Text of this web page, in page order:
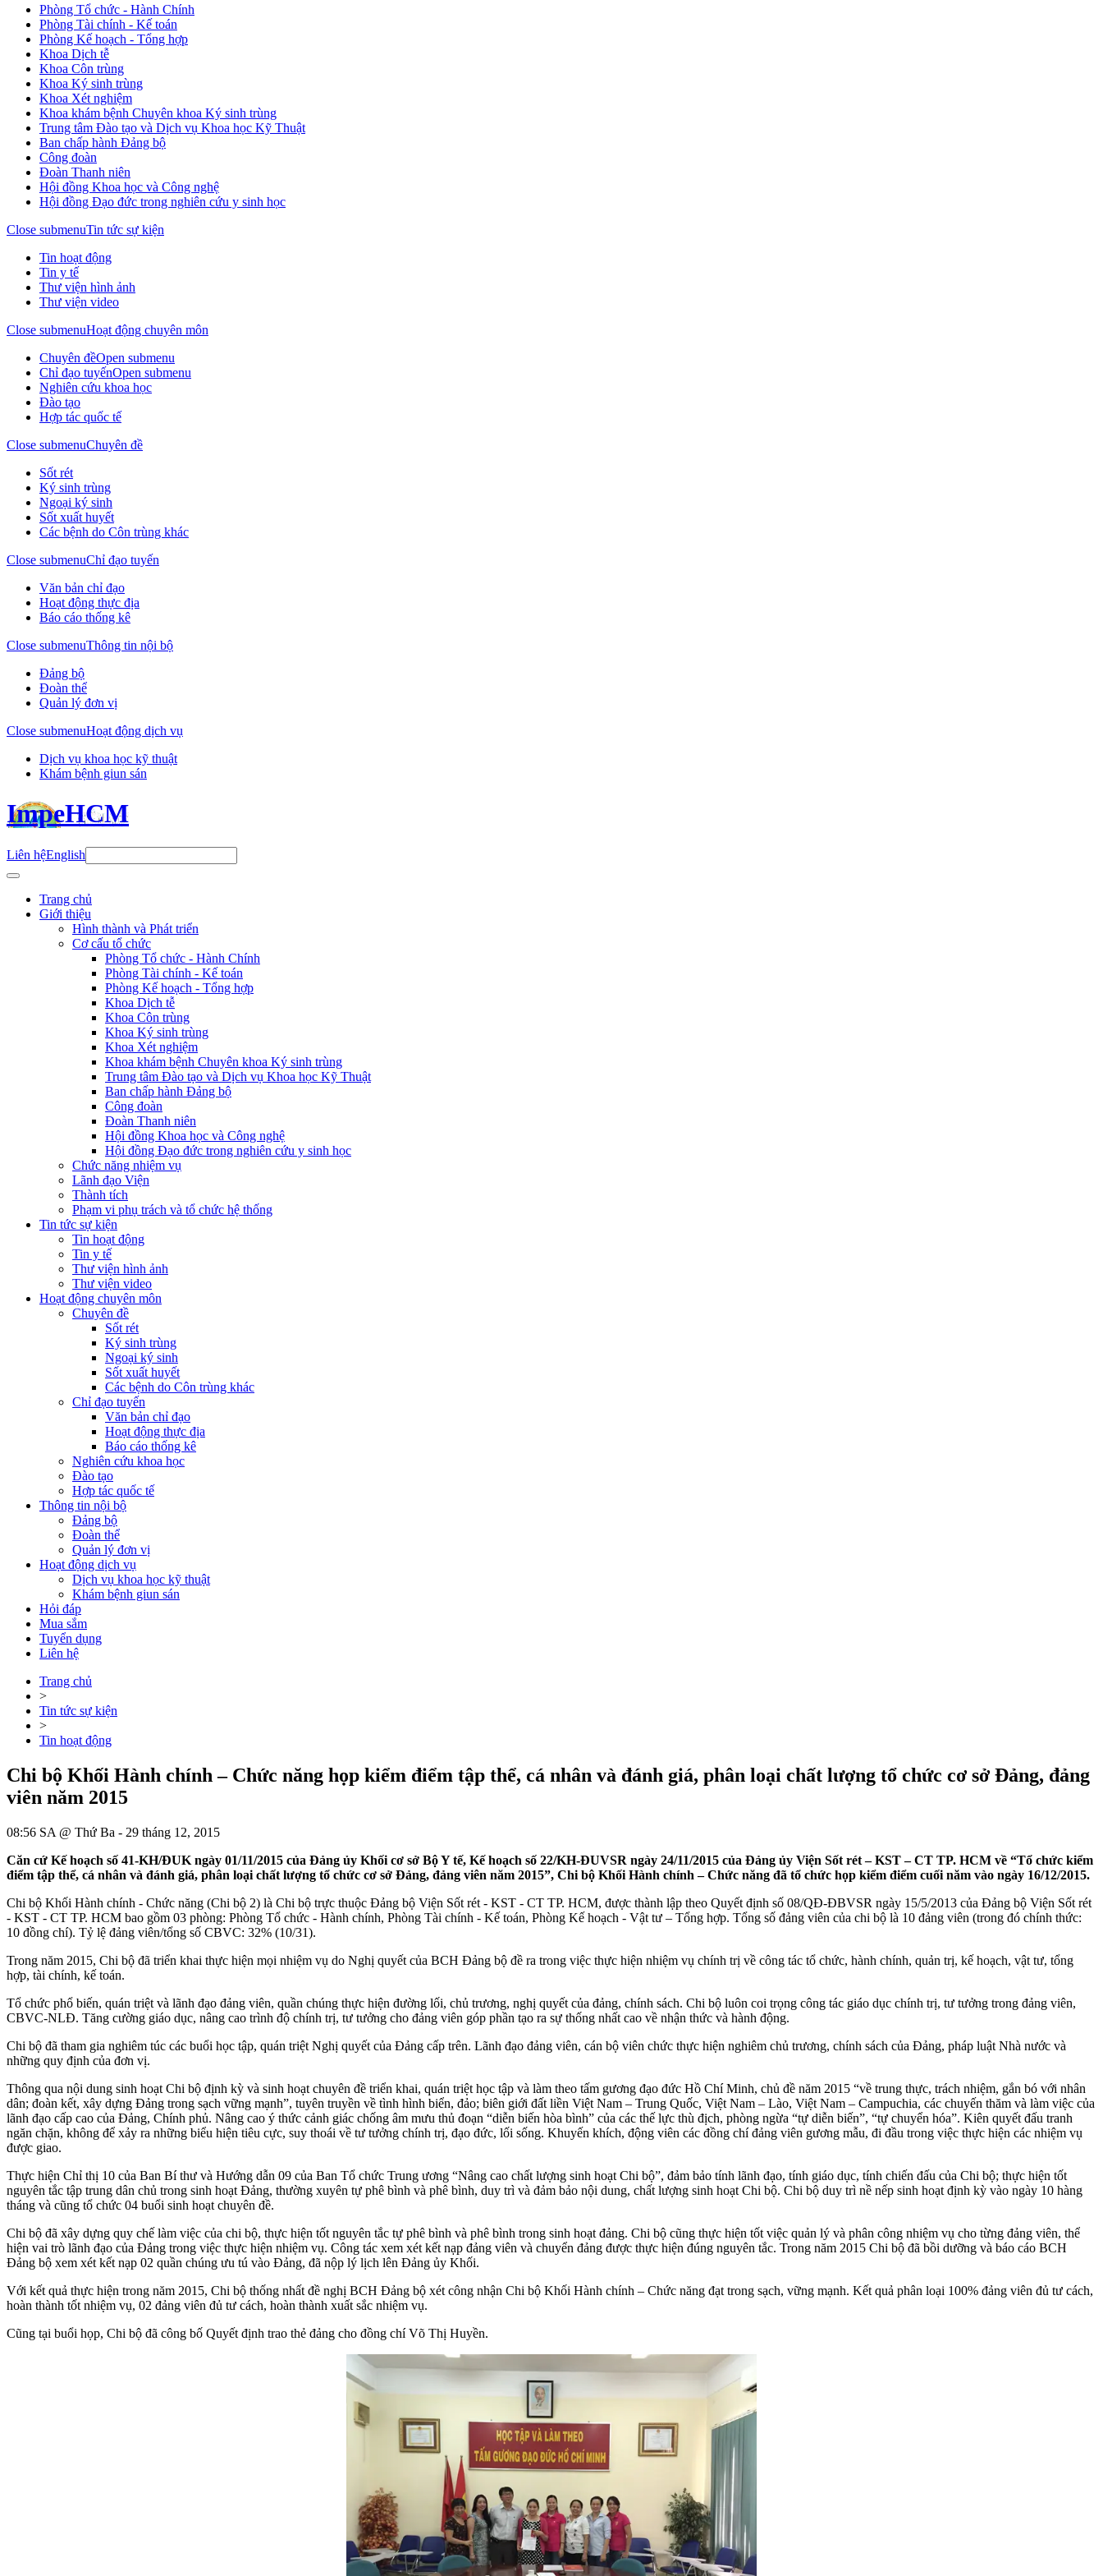
Phòng Tổ chức - Hành Chính
Phòng Tài chính - Kế toán
Phòng Kế hoạch - Tổng hợp
Khoa Dịch tễ
Khoa Côn trùng
Khoa Ký sinh trùng
Khoa Xét nghiệm
Khoa khám bệnh Chuyên khoa Ký sinh trùng
Trung tâm Đào tạo và Dịch vụ Khoa học Kỹ Thuật
Ban chấp hành Đảng bộ
Công đoàn
Đoàn Thanh niên
Hội đồng Khoa học và Công nghệ
Hội đồng Đạo đức trong nghiên cứu y sinh học
Close submenuTin tức sự kiện
Tin hoạt động
Tin y tế
Thư viện hình ảnh
Thư viện video
Close submenuHoạt động chuyên môn
Chuyên đềOpen submenu
Chỉ đạo tuyếnOpen submenu
Nghiên cứu khoa học
Đào tạo
Hợp tác quốc tế
Close submenuChuyên đề
Sốt rét
Ký sinh trùng
Ngoại ký sinh
Sốt xuất huyết
Các bệnh do Côn trùng khác
Close submenuChỉ đạo tuyến
Văn bản chỉ đạo
Hoạt động thực địa
Báo cáo thống kê
Close submenuThông tin nội bộ
Đảng bộ
Đoàn thể
Quản lý đơn vị
Close submenuHoạt động dịch vụ
Dịch vụ khoa học kỹ thuật
Khám bệnh giun sán
ImpeHCM
Liên hệEnglish
Trang chủ
Giới thiệu
Hình thành và Phát triển
Cơ cấu tổ chức
Phòng Tổ chức - Hành Chính
Phòng Tài chính - Kế toán
Phòng Kế hoạch - Tổng hợp
Khoa Dịch tễ
Khoa Côn trùng
Khoa Ký sinh trùng
Khoa Xét nghiệm
Khoa khám bệnh Chuyên khoa Ký sinh trùng
Trung tâm Đào tạo và Dịch vụ Khoa học Kỹ Thuật
Ban chấp hành Đảng bộ
Công đoàn
Đoàn Thanh niên
Hội đồng Khoa học và Công nghệ
Hội đồng Đạo đức trong nghiên cứu y sinh học
Chức năng nhiệm vụ
Lãnh đạo Viện
Thành tích
Phạm vi phụ trách và tổ chức hệ thống
Tin tức sự kiện
Tin hoạt động
Tin y tế
Thư viện hình ảnh
Thư viện video
Hoạt động chuyên môn
Chuyên đề
Sốt rét
Ký sinh trùng
Ngoại ký sinh
Sốt xuất huyết
Các bệnh do Côn trùng khác
Chỉ đạo tuyến
Văn bản chỉ đạo
Hoạt động thực địa
Báo cáo thống kê
Nghiên cứu khoa học
Đào tạo
Hợp tác quốc tế
Thông tin nội bộ
Đảng bộ
Đoàn thể
Quản lý đơn vị
Hoạt động dịch vụ
Dịch vụ khoa học kỹ thuật
Khám bệnh giun sán
Hỏi đáp
Mua sắm
Tuyển dụng
Liên hệ
Trang chủ
>
Tin tức sự kiện
>
Tin hoạt động
Chi bộ Khối Hành chính – Chức năng họp kiểm điểm tập thể, cá nhân và đánh giá, phân loại chất lượng tổ chức cơ sở Đảng, đảng
viên năm 2015
08:56 SA @ Thứ Ba - 29 tháng 12, 2015
Căn cứ Kế hoạch số 41-KH/ĐUK ngày 01/11/2015 của Đảng ủy Khối cơ sở Bộ Y tế, Kế hoạch số 22/KH-ĐUVSR ngày 24/11/2015 của Đảng ủy Viện Sốt rét – KST – CT TP. HCM về “Tổ chức kiểm
điểm tập thể, cá nhân và đánh giá, phân loại chất lượng tổ chức cơ sở Đảng, đảng viên năm 2015”, Chi bộ Khối Hành chính – Chức năng đã tổ chức họp kiểm điểm cuối năm vào ngày 16/12/2015.
Chi bộ Khối Hành chính - Chức năng (Chi bộ 2) là Chi bộ trực thuộc Đảng bộ Viện Sốt rét - KST - CT TP. HCM, được thành lập theo Quyết định số 08/QĐ-ĐBVSR ngày 15/5/2013 của Đảng bộ Viện Sốt rét
- KST - CT TP. HCM bao gồm 03 phòng: Phòng Tổ chức - Hành chính, Phòng Tài chính - Kế toán, Phòng Kế hoạch - Vật tư – Tổng hợp. Tổng số đảng viên của chi bộ là 10 đảng viên (trong đó chính thức:
10 đồng chí). Tỷ lệ đảng viên/tổng số CBVC: 32% (10/31).
Trong năm 2015, Chi bộ đã triển khai thực hiện mọi nhiệm vụ do Nghị quyết của BCH Đảng bộ đề ra trong việc thực hiện nhiệm vụ chính trị về công tác tổ chức, hành chính, quản trị, kế hoạch, vật tư, tổng
hợp, tài chính, kế toán.
Tổ chức phổ biến, quán triệt và lãnh đạo đảng viên, quần chúng thực hiện đường lối, chủ trương, nghị quyết của đảng, chính sách. Chi bộ luôn coi trọng công tác giáo dục chính trị, tư tưởng trong đảng viên,
CBVC-NLĐ. Tăng cường giáo dục, nâng cao trình độ chính trị, tư tưởng cho đảng viên góp phần tạo ra sự thống nhất cao về nhận thức và hành động.
Chi bộ đã tham gia nghiêm túc các buổi học tập, quán triệt Nghị quyết của Đảng cấp trên. Lãnh đạo đảng viên, cán bộ viên chức thực hiện nghiêm chủ trương, chính sách của Đảng, pháp luật Nhà nước và
những quy định của đơn vị.
Thông qua nội dung sinh hoạt Chi bộ định kỳ và sinh hoạt chuyên đề triển khai, quán triệt học tập và làm theo tấm gương đạo đức Hồ Chí Minh, chủ đề năm 2015 “về trung thực, trách nhiệm, gắn bó với nhân
dân; đoàn kết, xây dựng Đảng trong sạch vững mạnh”, tuyên truyền về tình hình biển, đảo; biên giới đất liền Việt Nam – Trung Quốc, Việt Nam – Lào, Việt Nam – Campuchia, các chuyến thăm và làm việc của
lãnh đạo cấp cao của Đảng, Chính phủ. Nâng cao ý thức cảnh giác chống âm mưu thủ đoạn “diễn biến hòa bình” của các thế lực thù địch, phòng ngừa “tự diễn biến”, “tự chuyển hóa”. Kiên quyết đấu tranh
ngăn chặn, không để xảy ra những biểu hiện tiêu cực, suy thoái về tư tưởng chính trị, đạo đức, lối sống. Khuyến khích, động viên các đồng chí đảng viên gương mẫu, đi đầu trong việc thực hiện các nhiệm vụ
được giao.
Thực hiện Chỉ thị 10 của Ban Bí thư và Hướng dẫn 09 của Ban Tổ chức Trung ương “Nâng cao chất lượng sinh hoạt Chi bộ”, đảm bảo tính lãnh đạo, tính giáo dục, tính chiến đấu của Chi bộ; thực hiện tốt
nguyên tắc tập trung dân chủ trong sinh hoạt Đảng, thường xuyên tự phê bình và phê bình, duy trì và đảm bảo nội dung, chất lượng sinh hoạt Chi bộ. Chi bộ duy trì nề nếp sinh hoạt định kỳ vào ngày 10 hàng
tháng và cũng tổ chức 04 buổi sinh hoạt chuyên đề.
Chi bộ đã xây dựng quy chế làm việc của chi bộ, thực hiện tốt nguyên tắc tự phê bình và phê bình trong sinh hoạt đảng. Chi bộ cũng thực hiện tốt việc quản lý và phân công nhiệm vụ cho từng đảng viên, thể
hiện vai trò lãnh đạo của Đảng trong việc thực hiện nhiệm vụ. Công tác xem xét kết nạp đảng viên và chuyển đảng được thực hiện đúng nguyên tắc. Trong năm 2015 Chi bộ đã bồi dưỡng và báo cáo BCH
Đảng bộ xem xét kết nạp 02 quần chúng ưu tú vào Đảng, đã nộp lý lịch lên Đảng ủy Khối.
Với kết quả thực hiện trong năm 2015, Chi bộ thống nhất đề nghị BCH Đảng bộ xét công nhận Chi bộ Khối Hành chính – Chức năng đạt trong sạch, vững mạnh. Kết quả phân loại 100% đảng viên đủ tư cách,
hoàn thành tốt nhiệm vụ, 02 đảng viên đủ tư cách, hoàn thành xuất sắc nhiệm vụ.
Cũng tại buổi họp, Chi bộ đã công bố Quyết định trao thẻ đảng cho đồng chí Võ Thị Huyền.